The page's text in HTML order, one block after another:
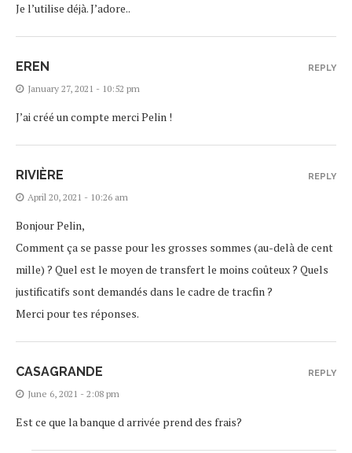
Je l’utilise déjà. J’adore..
EREN
January 27, 2021 - 10:52 pm
J’ai créé un compte merci Pelin !
REPLY
RIVIÈRE
April 20, 2021 - 10:26 am
Bonjour Pelin,
Comment ça se passe pour les grosses sommes (au-delà de cent
mille) ? Quel est le moyen de transfert le moins coûteux ? Quels
justificatifs sont demandés dans le cadre de tracfin ?
Merci pour tes réponses.
REPLY
CASAGRANDE
June 6, 2021 - 2:08 pm
Est ce que la banque d arrivée prend des frais?
REPLY